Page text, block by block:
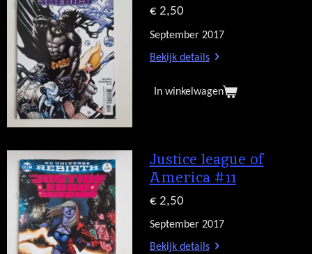
€ 2,50
September 2017
Bekijk details
In winkelwagen
Justice league of
America #11
€ 2,50
September 2017
Bekijk details